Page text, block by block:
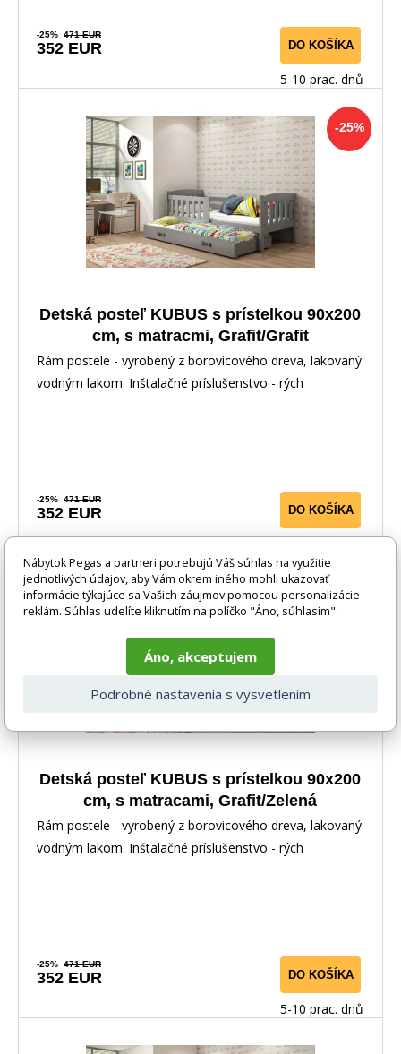
-25% 471 EUR
352 EUR DO KOŠÍKA
5-10 prac. dnů
-25%
Detská posteľ KUBUS s prístelkou 90x200
cm, s matracmi, Grafit/Grafit
Rám postele - vyrobený z borovicového dreva, lakovaný
vodným lakom. Inštalačné príslušenstvo - rých
-25% 471 EUR
352 EUR DO KOŠÍKA
-25%
Detská posteľ KUBUS s prístelkou 90x200
cm, s matracami, Grafit/Zelená
Rám postele - vyrobený z borovicového dreva, lakovaný
vodným lakom. Inštalačné príslušenstvo - rých
-25% 471 EUR
352 EUR DO KOŠÍKA
5-10 prac. dnů
Nábytok Pegas a partneri potrebujú Váš súhlas na využitie
jednotlivých údajov, aby Vám okrem iného mohli ukazovať
informácie týkajúce sa Vašich záujmov pomocou personalizácie
reklám. Súhlas udelíte kliknutím na políčko "Áno, súhlasím".
Áno, akceptujem
Podrobné nastavenia s vysvetlením